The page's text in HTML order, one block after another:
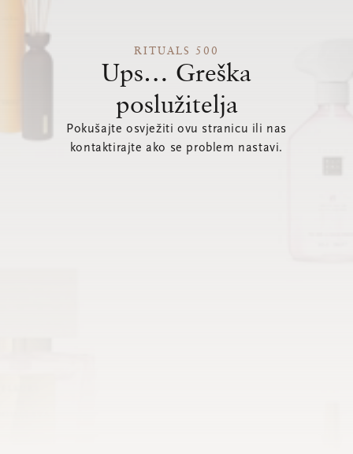
RITUALS 500
Ups… Greška
poslužitelja
Pokušajte osvježiti ovu stranicu ili nas
kontaktirajte ako se problem nastavi.